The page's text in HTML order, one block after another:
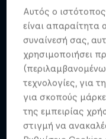
Αυτός ο
είναι
συναίνεσή σας,
χρησιμοποιήσει
τεχνολογίες, για
για σκοπούς
της εμπειρίας
στιγμή να